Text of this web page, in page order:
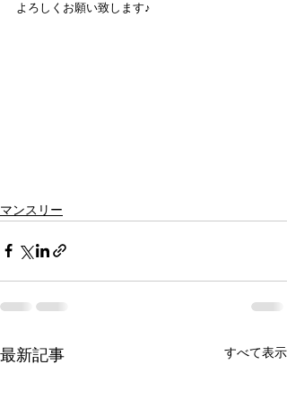
よろしくお願い致します♪
マンスリー
最新記事 すべて表示